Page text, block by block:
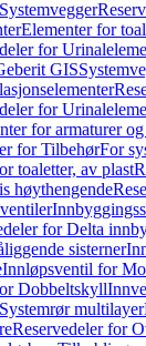
Systemvegger
Elementer for
for
GIS
for
for armaturer
for TilbehørFor
toaletter, av plast
høythengende
for Delta
sisterner
Innløpsventil for
Dobbeltskyll
Systemrør multilayer
Reservedeler for